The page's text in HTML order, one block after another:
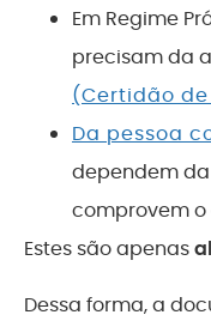
Em Regime
precisam da
(Certidão
Da pessoa
dependem
comprovem
Estes são apenas
Dessa forma, a